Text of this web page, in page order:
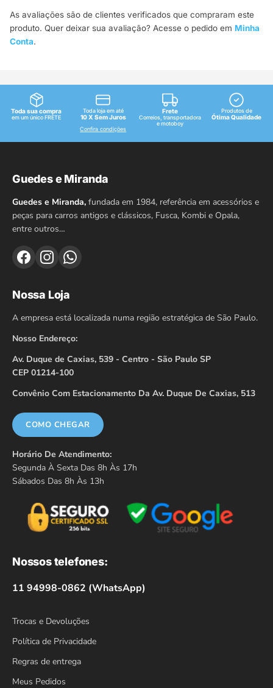
As avaliações são de clientes verificados que compraram este
produto. Quer deixar sua avaliação? Acesse o pedido em Minha
Conta.
Toda sua compra
em um único FRETE
Toda loja em até
10 X Sem Juros
Confira condições
Frete
Correios, transportadora
e motoboy
Produtos de
Ótima Qualidade
Guedes e Miranda
Guedes e Miranda, fundada em 1984, referência em acessórios e
peças para carros antigos e clássicos, Fusca, Kombi e Opala,
entre outros…
Nossa Loja
A empresa está localizada numa região estratégica de São Paulo.
Nosso Endereço:
Av. Duque de Caxias, 539 - Centro - São Paulo SP
CEP 01214-100
Convênio Com Estacionamento Da Av. Duque De Caxias, 513
COMO CHEGAR
Horário De Atendimento:
Segunda À Sexta Das 8h Às 17h
Sábados Das 8h Às 13h
Nossos telefones:
11 94998-0862 (WhatsApp)
Trocas e Devoluções
Política de Privacidade
Regras de entrega
Meus Pedidos